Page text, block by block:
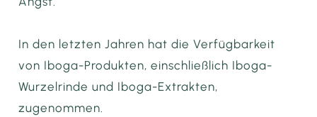
In den letzten Jahren hat die Verfügbarkeit
von Iboga-Produkten, einschließlich Iboga-
Wurzelrinde und Iboga-Extrakten,
zugenommen.